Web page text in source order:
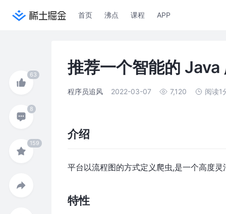
首页 沸点 课程 APP
推荐一个智能的
程序员追风 2022-03-07 7,120 阅读1
介绍
平台以流程图的方式定义爬虫,是一个高度
特性